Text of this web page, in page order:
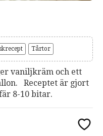
Tårtor
vaniljkräm och ett
Receptet är gjort
8-10 bitar.